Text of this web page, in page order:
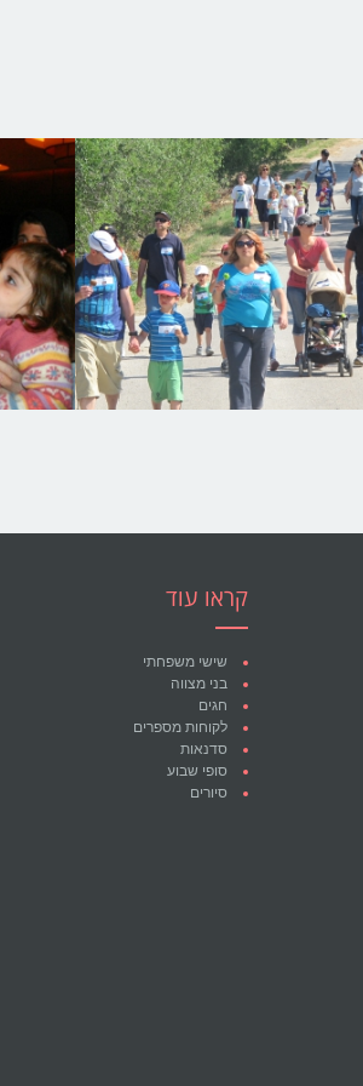
קראו עוד
שישי משפחתי
בני מצווה
חגים
לקוחות מספרים
סדנאות
סופי שבוע
סיורים